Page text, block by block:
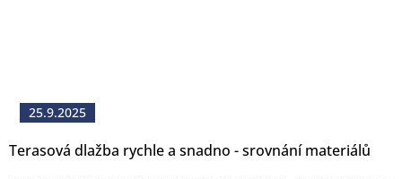
Terasová dlažba rychle a snadno - srovnání materiálů
25.9.2025